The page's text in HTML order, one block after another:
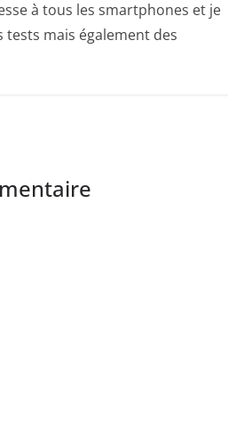
à tous les smartphones et je
mais également des